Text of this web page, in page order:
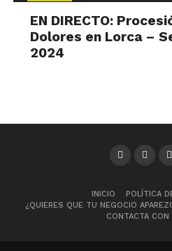
EN DIRECTO:
Dolores en Lorca –
2024
INICIO
POLÍTICA
¿QUIERES QUE TU NEGOCIO
CONTACTA